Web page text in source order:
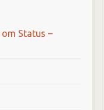
Status –